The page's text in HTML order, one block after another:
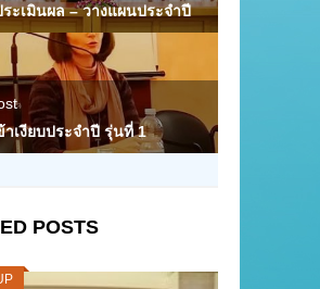
ะเมินผล – วางแผนประจำปี
าเงียบประจำปี รุ่นที่ 1
POSTS